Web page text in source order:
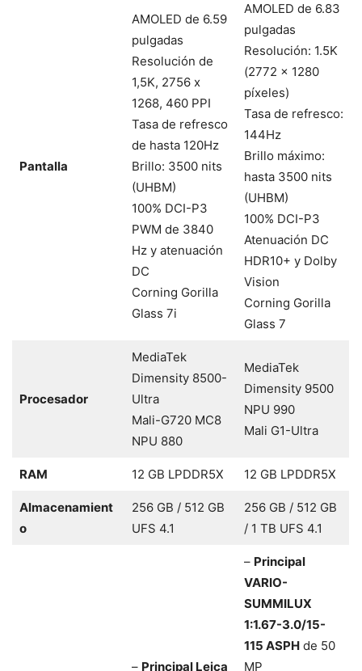
Pantalla
AMOLED de 6.59
pulgadas
Resolución de
1,5K, 2756 x
1268, 460 PPI
Tasa de refresco
de hasta 120Hz
Brillo: 3500 nits
(UHBM)
100% DCI-P3
PWM de 3840
Hz y atenuación
DC
Corning Gorilla
Glass 7i
AMOLED de 6.83
pulgadas
Resolución: 1.5K
(2772 x 1280
píxeles)
Tasa de refresco:
144Hz
Brillo máximo:
hasta 3500 nits
(UHBM)
100% DCI-P3
Atenuación DC
HDR10+ y Dolby
Vision
Corning Gorilla
Glass 7
Procesador
MediaTek
Dimensity 8500-
Ultra
Mali-G720 MC8
NPU 880
MediaTek
Dimensity 9500
NPU 990
Mali G1-Ultra
RAM 12 GB LPDDR5X 12 GB LPDDR5X
Almacenamient
o
256 GB / 512 GB
UFS 4.1
256 GB / 512 GB
/ 1 TB UFS 4.1
– Principal Leica
– Principal
VARIO-
SUMMILUX
1:1.67-3.0/15-
115 ASPHde 50
MP